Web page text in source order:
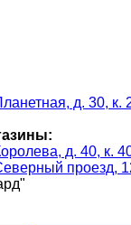
д. 30,
д. 40, к.
проезд,